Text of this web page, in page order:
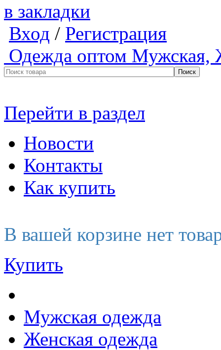
в закладки
Вход / Регистрация
Одежда оптом Мужская,
Перейти в раздел
Новости
Контакты
Как купить
В вашей корзине нет
Купить
Мужская одежда
Женская одежда